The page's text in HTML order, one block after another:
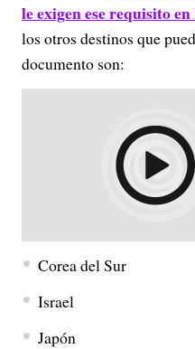
le exigen ese requisito
los otros destinos que
documento son:
Corea del Sur
Israel
Japón